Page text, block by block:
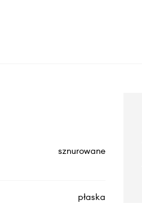
sznurowane
płaska